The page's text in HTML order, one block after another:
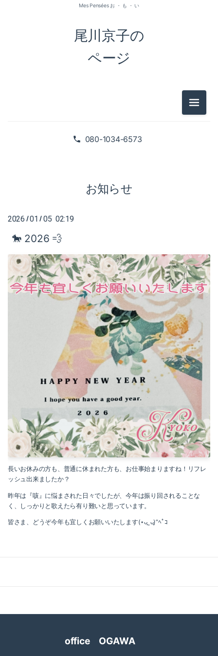
080-1034-6573
尾川京子の
ページ
Mes Pensées お ・ も ・ い
2025-06（2）
2024-08（2）
2024-06（1）
2024-04（2）
2024-01（1）
2023-11（1）
2023-05（1）
2023-02（1）
2023-01（1）
2022-02（1）
2022-01（2）
2021-08（1）
2021-06（1）
メニュ
お知らせ
2026 /01 / 05 02:19
🐎 2026 💨
長いお休みの方も、普通に休まれた方も、お仕事始まりますね！リフレ
ッシュ出来ましたか？
昨年は『咳』に悩まされた日々でしたが、今年は振り回されることな
く、しっかりと歌えたら有り難いと思っています。
皆さま、どうぞ今年も宜しくお願いいたします(⋆ᴗ͈ˬᴗ͈)”ﾍﾟｺ
office OGAWA